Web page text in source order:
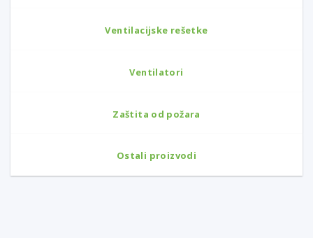
Ventilacijske rešetke
Ventilatori
Zaštita od požara
Ostali proizvodi